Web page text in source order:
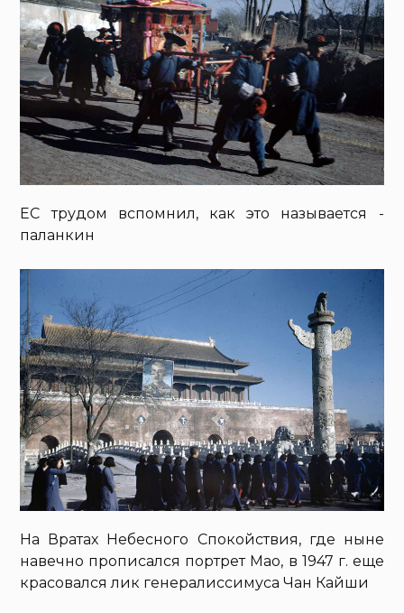
ЕС трудом вспомнил, как это называется -
паланкин
На Вратах Небесного Спокойствия, где ныне
навечно прописался портрет Мао, в 1947 г. еще
красовался лик генералиссимуса Чан Кайши